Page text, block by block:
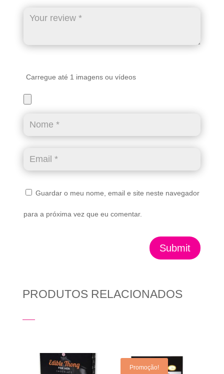
Carregue até 1 imagens ou vídeos
Guardar o meu nome, email e site neste navegador
para a próxima vez que eu comentar.
Submit
PRODUTOS RELACIONADOS
Promoção!